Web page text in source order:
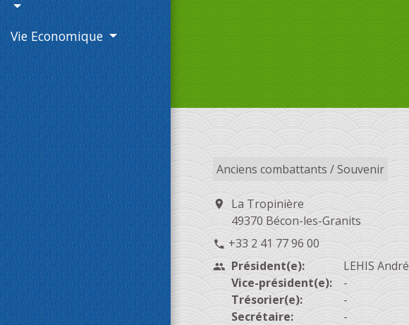
Vie Economique
Anciens combattants / Souvenir
location_on
La Tropinière
49370 Bécon-les-Granits
phone +33 2 41 77 96 00
people Président(e):
Vice-président(e):
Trésorier(e):
Secrétaire:
LEHIS André
-
-
-